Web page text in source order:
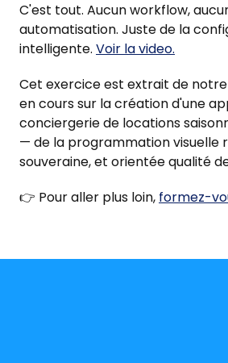
C'est tout. Aucun workflow,
automatisation. Juste de la
intelligente. Voir la video.
Cet exercice est extrait de
en cours sur la création d'une
conciergerie de locations
— de la programmation visuelle
souveraine, et orientée qualité
👉 Pour aller plus loin, formez-